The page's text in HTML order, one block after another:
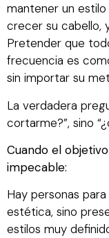
mantener un
crecer su cabello,
Pretender que
frecuencia es
sin importar su
La verdadera
cortarme?”, sino
Cuando el
impecable:
Hay personas
estética, sino
estilos muy